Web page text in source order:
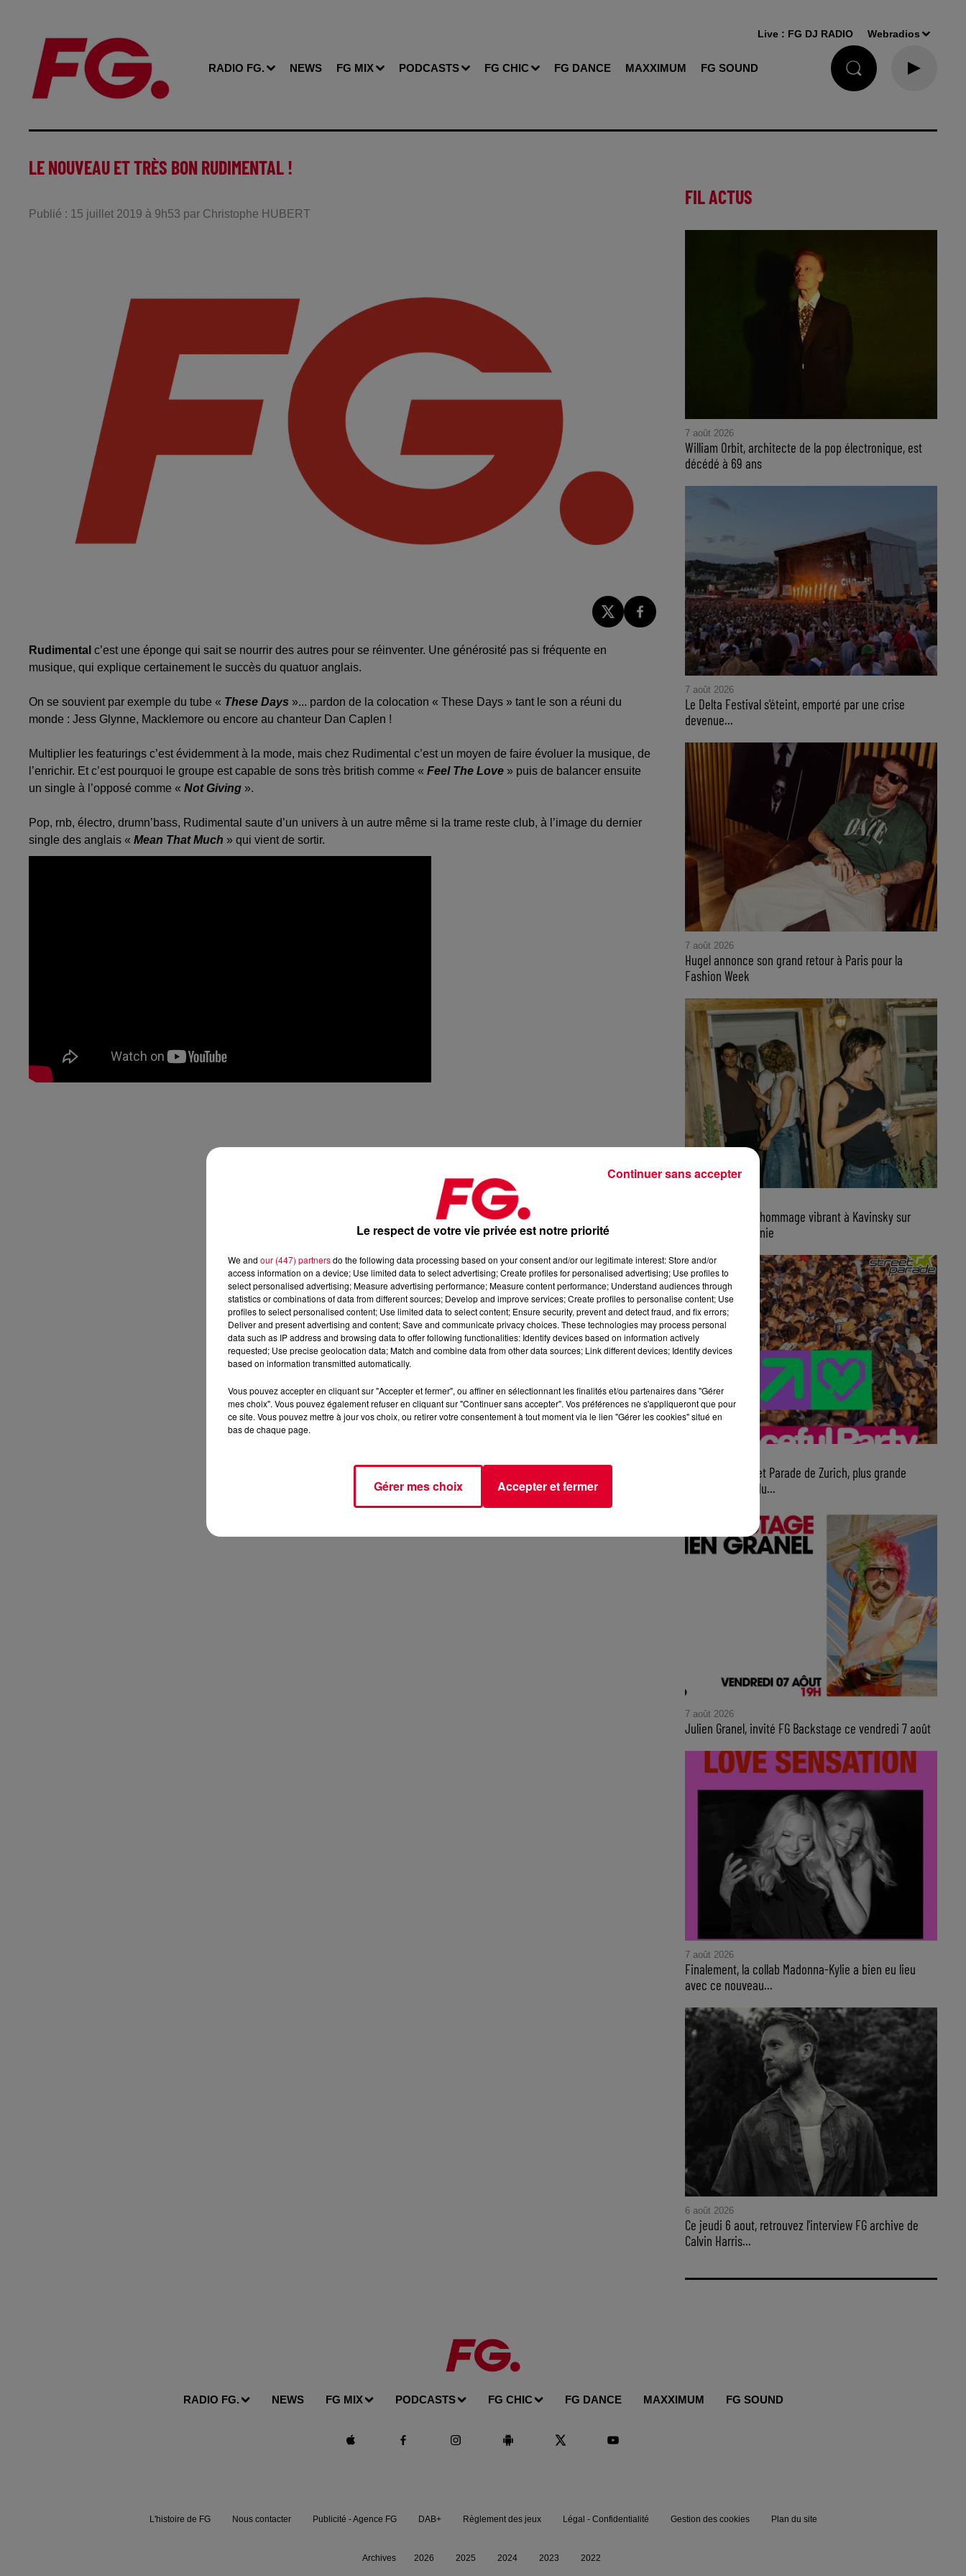
RADIO FG. NEWS FG MIX PODCASTS FG CHIC FG DANCE MAXXIMUM FG SOUND
Live : FG DJ RADIO Webradios
LE NOUVEAU ET TRÈS BON RUDIMENTAL !
Publié : 15 juillet 2019 à 9h53 par Christophe HUBERT
Rudimental c’est une éponge qui sait se nourrir des autres pour se réinventer. Une générosité pas si fréquente en
musique, qui explique certainement le succès du quatuor anglais.
On se souvient par exemple du tube « These Days »... pardon de la colocation « These Days » tant le son a réuni du
monde : Jess Glynne, Macklemore ou encore au chanteur Dan Caplen !
Multiplier les featurings c’est évidemment à la mode, mais chez Rudimental c’est un moyen de faire évoluer la musique, de
l’enrichir. Et c’est pourquoi le groupe est capable de sons très british comme « Feel The Love » puis de balancer ensuite
un single à l’opposé comme « Not Giving ».
Pop, rnb, électro, drumn’bass, Rudimental saute d’un univers à un autre même si la trame reste club, à l’image du dernier
single des anglais « Mean That Much » qui vient de sortir.
FIL ACTUS
7 août 2026
William Orbit, architecte de la pop électronique, est
décédé à 69 ans
7 août 2026
Le Delta Festival s'éteint, emporté par une crise
devenue...
7 août 2026
Hugel annonce son grand retour à Paris pour la
Fashion Week
Parcels rend un hommage vibrant à Kavinsky sur
scène en Californie
Ce samedi, Street Parade de Zurich, plus grande
parade électro du...
7 août 2026
Julien Granel, invité FG Backstage ce vendredi 7 août
7 août 2026
Finalement, la collab Madonna-Kylie a bien eu lieu
avec ce nouveau...
6 août 2026
Ce jeudi 6 aout, retrouvez l'interview FG archive de
Calvin Harris...
RADIO FG. NEWS FG MIX PODCASTS FG CHIC FG DANCE MAXXIMUM FG SOUND
L'histoire de FG Nous contacter Publicité - Agence FG DAB+ Règlement des jeux Légal - Confidentialité Gestion des cookies Plan du site
Archives 2026 2025 2024 2023 2022
Le respect de votre vie privée est notre priorité
We and our (447) partnersdo the following data processing based on your consent and/or our legitimate interest: Store and/or
access information on a device; Use limited data to select advertising; Create profiles for personalised advertising; Use profiles to
select personalised advertising; Measure advertising performance; Measure content performance; Understand audiences through
statistics or combinations of data from different sources; Develop and improve services; Create profiles to personalise content; Use
profiles to select personalised content; Use limited data to select content; Ensure security, prevent and detect fraud, and fix errors;
Deliver and present advertising and content; Save and communicate privacy choices. These technologies may process personal
data such as IP address and browsing data to offer following functionalities: Identify devices based on information actively
requested; Use precise geolocation data; Match and combine data from other data sources; Link different devices; Identify devices
based on information transmitted automatically.
Vous pouvez accepter en cliquant sur "Accepter et fermer", ou affiner en sélectionnant les finalités et/ou partenaires dans "Gérer
mes choix". Vous pouvez également refuser en cliquant sur "Continuer sans accepter". Vos préférences ne s'appliqueront que pour
ce site. Vous pouvez mettre à jour vos choix, ou retirer votre consentement à tout moment via le lien "Gérer les cookies" situé en
bas de chaque page.
Gérer mes choix Accepter et fermer
Continuer sans accepter